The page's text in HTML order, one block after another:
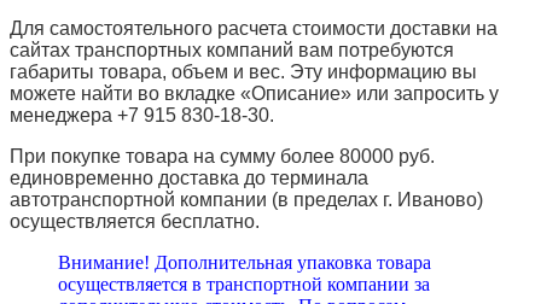
Для самостоятельного расчета стоимости доставки на
сайтах транспортных компаний вам потребуются
габариты товара, объем и вес. Эту информацию вы
можете найти во вкладке «Описание» или запросить у
менеджера +7 915 830-18-30.
При покупке товара на сумму более 80000 руб.
единовременно доставка до терминала
автотранспортной компании (в пределах г. Иваново)
осуществляется бесплатно.
Внимание! Дополнительная упаковка товара
осуществляется в транспортной компании за